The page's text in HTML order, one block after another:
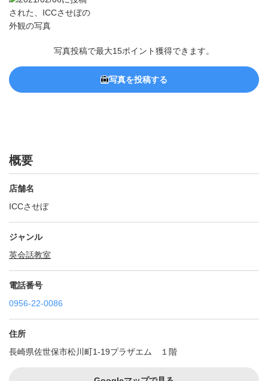
写真投稿で最大15ポイント獲得できます。
写真を投稿する
概要
店舗名
ICCさせぼ
ジャンル
英会話教室
電話番号
0956-22-0086
住所
長崎県佐世保市松川町1-19プラザエム １階